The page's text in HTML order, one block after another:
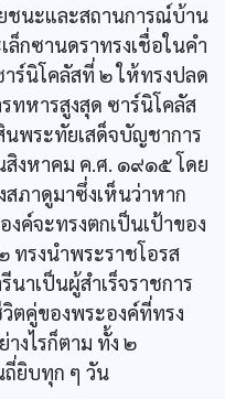
ชนะและสถานการณ์บ้าน
ล็กซานดราทรงเชื่อในคำ
ร์นิโคลัสที่ ๒ ให้ทรงปลด
ทหารสูงสุด ซาร์นิโคลัส
พระทัยเสด็จบัญชาการ
สิงหาคม ค.ศ. ๑๙๑๕ โดย
ภาดูมาซึ่งเห็นว่าหาก
ค์จะทรงตกเป็นเป้าของ
ทรงนำพระราชโอรส
าเป็นผู้สำเร็จราชการ
ตคู่ของพระองค์ที่ทรง
งไรก็ตาม ทั้ง ๒
ถี่ยิบทุก ๆ วัน